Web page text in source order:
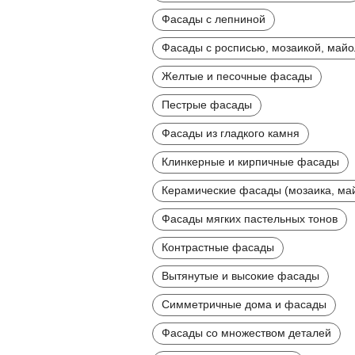
Фасады с лепниной
Фасады с росписью, мозаикой,
Желтые и песочные фасады
Пестрые фасады
Фасады из гладкого камня
Клинкерные и кирпичные фасады
Керамические фасады (мозаика,
Фасады мягких пастельных тонов
Контрастные фасады
Вытянутые и высокие фасады
Симметричные дома и фасады
Фасады со множеством деталей